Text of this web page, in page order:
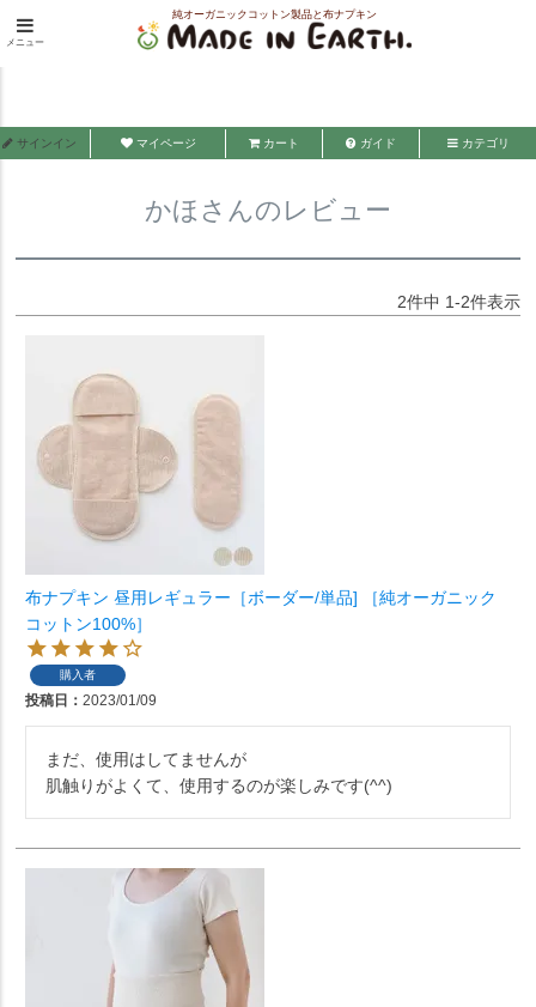
純オーガニックコットン製品と布ナプキン
メイド・イン・アース
メニュー
HOME かほさんのレビュー
サインイン マイページ カート ガイド カテゴリ
かほさんのレビュー
2件中 1-2件表示
布ナプキン 昼用レギュラー［ボーダー/単品] ［純オーガニック
コットン100%］
購入者
投稿日 2023/01/09
まだ、使用はしてませんが
肌触りがよくて、使用するのが楽しみです(^^)